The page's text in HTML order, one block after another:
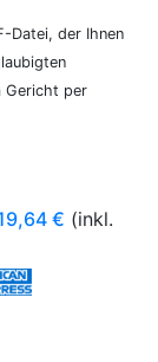
Datei, der Ihnen
Gericht per
€ (inkl.